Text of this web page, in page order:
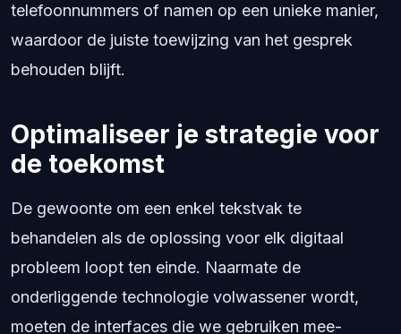
telefoonnummers of namen op een unieke manier,
waardoor de juiste toewijzing van het gesprek
behouden blijft.
Optimaliseer je strategie voor
de toekomst
De gewoonte om een enkel tekstvak te
behandelen als de oplossing voor elk digitaal
probleem loopt ten einde. Naarmate de
onderliggende technologie volwassener wordt,
moeten de interfaces die we gebruiken mee-